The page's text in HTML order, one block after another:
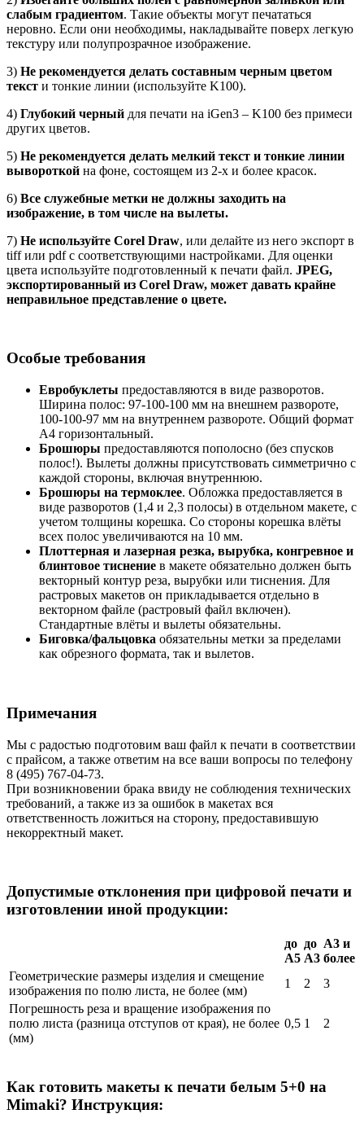
слабым градиентом. Такие объекты могут печататься
неровно. Если они необходимы, накладывайте поверх легкую
текстуру или полупрозрачное изображение.
3) Не рекомендуется делать составным черным цветом
текст и тонкие линии (используйте K100).
4) Глубокий черный для печати на iGen3 – K100 без примеси
других цветов.
5) Не рекомендуется делать мелкий текст и тонкие линии
вывороткой на фоне, состоящем из 2-х и более красок.
6) Все служебные метки не должны заходить на
изображение, в том числе на вылеты.
7) Не используйте Corel Draw, или делайте из него экспорт в
tiff или pdf c соответствующими настройками. Для оценки
цвета используйте подготовленный к печати файл. JPEG,
экспортированный из Corel Draw, может давать крайне
неправильное представление о цвете.
Особые требования
Евробуклеты предоставляются в виде разворотов.
Ширина полос: 97-100-100 мм на внешнем развороте,
100-100-97 мм на внутреннем развороте. Общий формат
А4 горизонтальный.
Брошюры предоставляются пополосно (без спусков
полос!). Вылеты должны присутствовать симметрично с
каждой стороны, включая внутреннюю.
Брошюры на термоклее. Обложка предоставляется в
виде разворотов (1,4 и 2,3 полосы) в отдельном макете, с
учетом толщины корешка. Со стороны корешка влёты
всех полос увеличиваются на 10 мм.
Плоттерная и лазерная резка, вырубка, конгревное и
блинтовое тиснение в макете обязательно должен быть
векторный контур реза, вырубки или тиснения. Для
растровых макетов он прикладывается отдельно в
векторном файле (растровый файл включен).
Стандартные влёты и вылеты обязательны.
Биговка/фальцовка обязательны метки за пределами
как обрезного формата, так и вылетов.
Примечания
Мы с радостью подготовим ваш файл к печати в соответствии
с прайсом, а также ответим на все ваши вопросы по телефону
8 (495) 767-04-73.
При возникновении брака ввиду не соблюдения технических
требований, а также из за ошибок в макетах вся
ответственность ложиться на сторону, предоставившую
некорректный макет.
Допустимые отклонения при цифровой печати и
изготовлении иной продукции:
до
А5
до
А3
А3 и
более
Геометрические размеры изделия и смещение
изображения по полю листа, не более (мм)
1 2
3
Погрешность реза и вращение изображения по
полю листа (разница отступов от края), не более
(мм)
0,5 1 2
Как готовить макеты к печати белым 5+0 на
Mimaki? Инструкция: